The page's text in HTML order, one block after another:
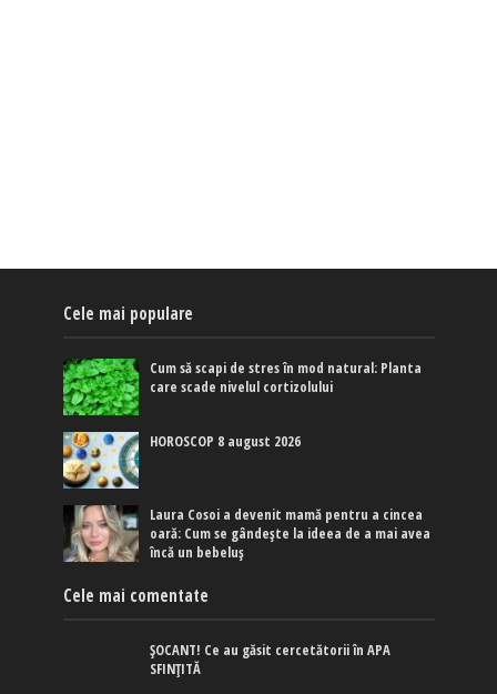
Cele mai populare
Cum să scapi de stres în mod natural: Planta
care scade nivelul cortizolului
HOROSCOP 8 august 2026
Laura Cosoi a devenit mamă pentru a cincea
oară: Cum se gândește la ideea de a mai avea
încă un bebeluș
Cele mai comentate
ȘOCANT! Ce au găsit cercetătorii în APA
SFINȚITĂ